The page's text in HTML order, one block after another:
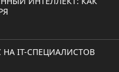
IT-СПЕЦИАЛИСТОВ